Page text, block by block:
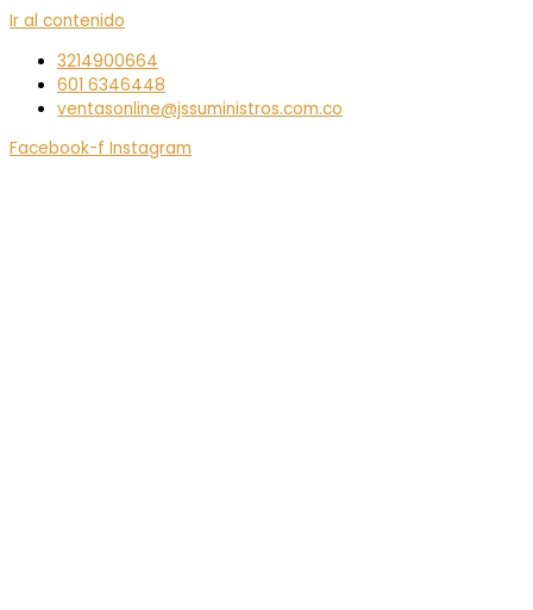
Ir al contenido
3214900664
601 6346448
ventasonline@jssuministros.com.co
Facebook-f Instagram